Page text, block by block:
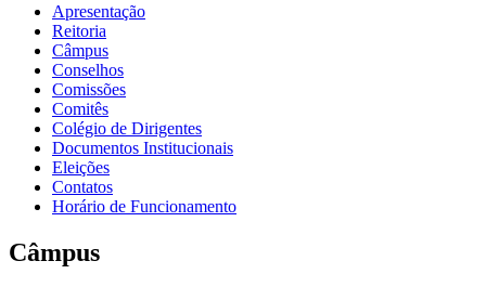
Apresentação
Reitoria
Câmpus
Conselhos
Comissões
Comitês
Colégio de Dirigentes
Documentos Institucionais
Eleições
Contatos
Horário de Funcionamento
Câmpus